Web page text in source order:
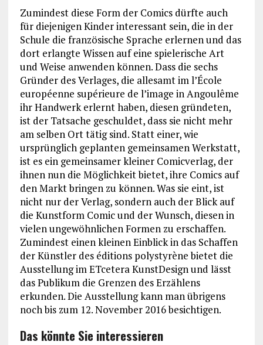
Zumindest diese Form der Comics dürfte auch
für diejenigen Kinder interessant sein, die in der
Schule die französische Sprache erlernen und das
dort erlangte Wissen auf eine spielerische Art
und Weise anwenden können. Dass die sechs
Gründer des Verlages, die allesamt im l’École
européenne supérieure de l’image in Angoulême
ihr Handwerk erlernt haben, diesen gründeten,
ist der Tatsache geschuldet, dass sie nicht mehr
am selben Ort tätig sind. Statt einer, wie
ursprünglich geplanten gemeinsamen Werkstatt,
ist es ein gemeinsamer kleiner Comicverlag, der
ihnen nun die Möglichkeit bietet, ihre Comics auf
den Markt bringen zu können. Was sie eint, ist
nicht nur der Verlag, sondern auch der Blick auf
die Kunstform Comic und der Wunsch, diesen in
vielen ungewöhnlichen Formen zu erschaffen.
Zumindest einen kleinen Einblick in das Schaffen
der Künstler des éditions polystyrène bietet die
Ausstellung im ETcetera KunstDesign und lässt
das Publikum die Grenzen des Erzählens
erkunden. Die Ausstellung kann man übrigens
noch bis zum 12. November 2016 besichtigen.
Das könnte Sie interessieren